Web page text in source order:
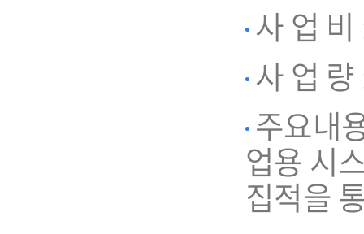
사 업
사 업
주요내
업용 시
집적을